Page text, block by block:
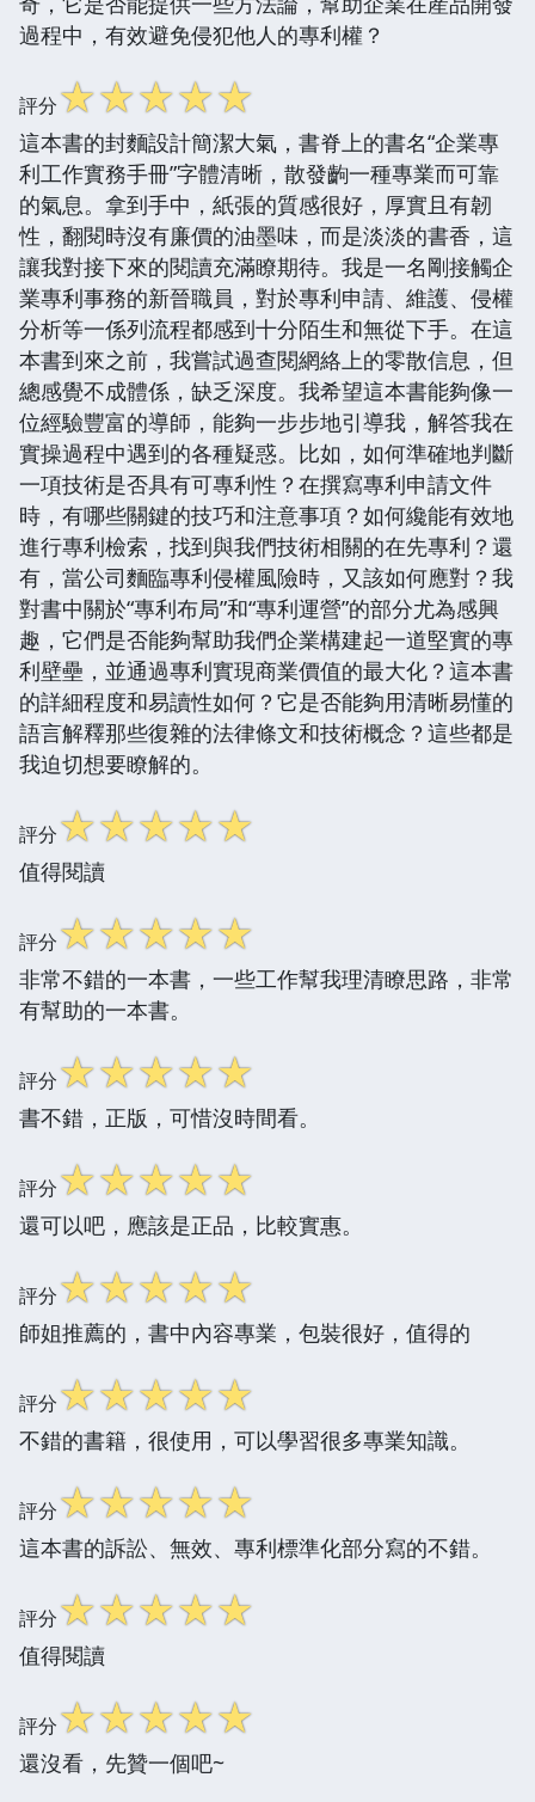
過程中，有效避免侵犯他人的專利權？
評分☆☆☆☆☆
這本書的封麵設計簡潔大氣，書脊上的書名“企業專
利工作實務手冊”字體清晰，散發齣一種專業而可靠
的氣息。拿到手中，紙張的質感很好，厚實且有韌
性，翻閱時沒有廉價的油墨味，而是淡淡的書香，這
讓我對接下來的閱讀充滿瞭期待。我是一名剛接觸企
業專利事務的新晉職員，對於專利申請、維護、侵權
分析等一係列流程都感到十分陌生和無從下手。在這
本書到來之前，我嘗試過查閱網絡上的零散信息，但
總感覺不成體係，缺乏深度。我希望這本書能夠像一
位經驗豐富的導師，能夠一步步地引導我，解答我在
實操過程中遇到的各種疑惑。比如，如何準確地判斷
一項技術是否具有可專利性？在撰寫專利申請文件
時，有哪些關鍵的技巧和注意事項？如何纔能有效地
進行專利檢索，找到與我們技術相關的在先專利？還
有，當公司麵臨專利侵權風險時，又該如何應對？我
對書中關於“專利布局”和“專利運營”的部分尤為感興
趣，它們是否能夠幫助我們企業構建起一道堅實的專
利壁壘，並通過專利實現商業價值的最大化？這本書
的詳細程度和易讀性如何？它是否能夠用清晰易懂的
語言解釋那些復雜的法律條文和技術概念？這些都是
我迫切想要瞭解的。
評分☆☆☆☆☆
值得閱讀
評分☆☆☆☆☆
非常不錯的一本書，一些工作幫我理清瞭思路，非常
有幫助的一本書。
評分☆☆☆☆☆
書不錯，正版，可惜沒時間看。
評分☆☆☆☆☆
還可以吧，應該是正品，比較實惠。
評分☆☆☆☆☆
師姐推薦的，書中內容專業，包裝很好，值得的
評分☆☆☆☆☆
不錯的書籍，很使用，可以學習很多專業知識。
評分☆☆☆☆☆
這本書的訴訟、無效、專利標準化部分寫的不錯。
評分☆☆☆☆☆
值得閱讀
評分☆☆☆☆☆
還沒看，先贊一個吧~